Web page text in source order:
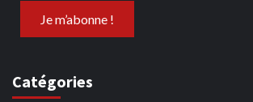
Catégories